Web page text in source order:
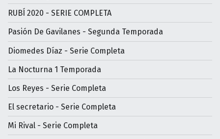
RUBÍ 2020 - SERIE COMPLETA
Pasión De Gavilanes - Segunda Temporada
Diomedes Díaz - Serie Completa
La Nocturna 1 Temporada
Los Reyes - Serie Completa
El secretario - Serie Completa
Mi Rival - Serie Completa